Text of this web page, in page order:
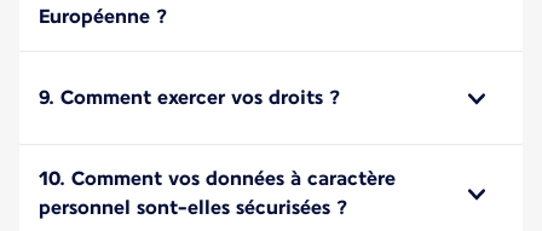
Européenne ?
9. Comment exercer vos droits ?
10. Comment vos données à caractère
personnel sont-elles sécurisées ?